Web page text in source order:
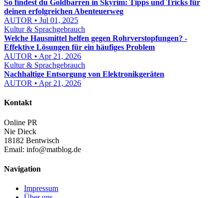
So findest du Goldbarren in Skyrim: Tipps und Tricks für
deinen erfolgreichen Abenteuerweg
AUTOR • Jul 01, 2025
Kultur & Sprachgebrauch
Welche Hausmittel helfen gegen Rohrverstopfungen? -
Effektive Lösungen für ein häufiges Problem
AUTOR • Apr 21, 2026
Kultur & Sprachgebrauch
Nachhaltige Entsorgung von Elektronikgeräten
AUTOR • Apr 21, 2026
Kontakt
Online PR
Nie Dieck
18182 Bentwisch
Email: info@matblog.de
Navigation
Impressum